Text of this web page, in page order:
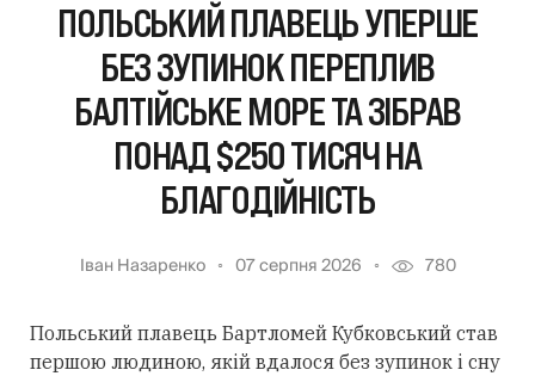
ПОЛЬСЬКИЙ ПЛАВЕЦЬ УПЕРШЕ
БЕЗ ЗУПИНОК ПЕРЕПЛИВ
БАЛТІЙСЬКЕ МОРЕ ТА ЗІБРАВ
ПОНАД $250 ТИСЯЧ НА
БЛАГОДІЙНІСТЬ
Іван Назаренко 07 серпня 2026 780
Польський плавець Бартломей Кубковський став
першою людиною, якій вдалося без зупинок і сну